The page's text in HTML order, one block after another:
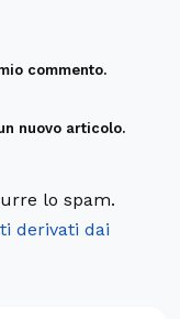
commento.
nuovo articolo.
lo spam.
derivati dai